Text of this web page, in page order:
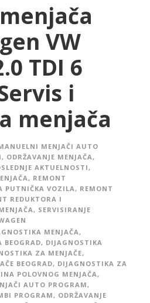
VW
TDI 6
i
menjača
MENJAČI AUTO
, ODRŽAVANJE MENJAČA,
AKTUELNOSTI,
, REMONT
PUTNIČKA VOZILA, REMONT
REDUKTORA I
, SERVISIRANJE
MENJAČA,
BEOGRAD, DIJAGNOSTIKA
ZA MENJAČE,
BEOGRAD, DIJAGNOSTIKA ZA
POLOVNOG MENJAČA,
AUTO PROGRAM,
PROGRAM, ODRŽAVANJE